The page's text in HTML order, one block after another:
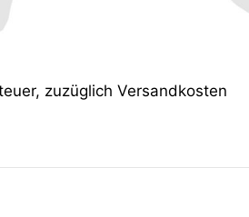
zuzüglich Versandkosten